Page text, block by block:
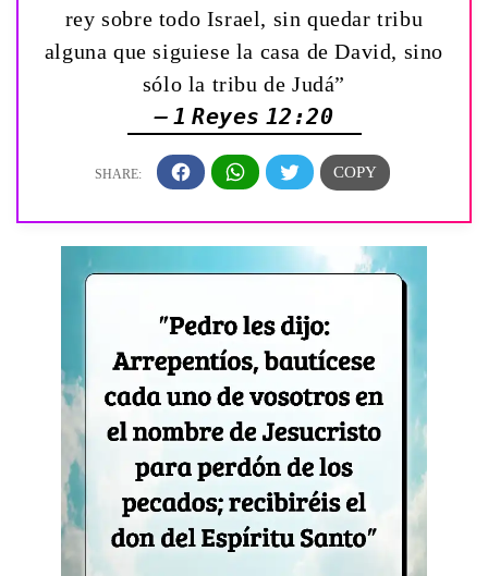
rey sobre todo Israel, sin quedar tribu
alguna que siguiese la casa de David, sino
sólo la tribu de Judá”
— 1 Reyes 12:20